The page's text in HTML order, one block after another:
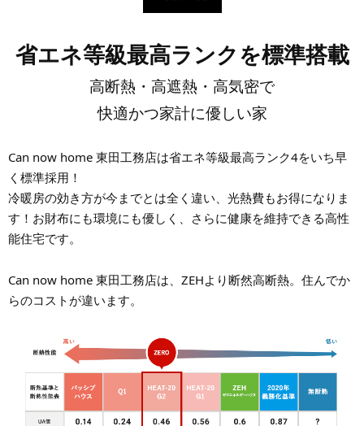
省エネ等級最高ランクを標準搭載
高断熱・高遮熱・高気密で
快適かつ家計に優しい家
Can now home 東田工務店は省エネ等級最高ランク4をいち早
く標準採用！
冷暖房の効き方が今までとは全く違い、光熱費もお得になりま
す！お財布にも環境にも優しく、さらに健康を維持できる高性
能住宅です。
Can now home 東田工務店は、ZEHより断然高断熱。住んでか
らのコストが違います。